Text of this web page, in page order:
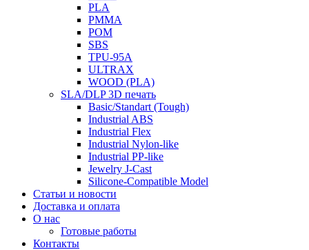
PLA
PMMA
POM
SBS
TPU-95A
ULTRAX
WOOD (PLA)
SLA/DLP 3D печать
Basic/Standart (Tough)
Industrial ABS
Industrial Flex
Industrial Nylon-like
Industrial PP-like
Jewelry J-Cast
Silicone-Compatible Model
Статьи и новости
Доставка и оплата
О нас
Готовые работы
Контакты